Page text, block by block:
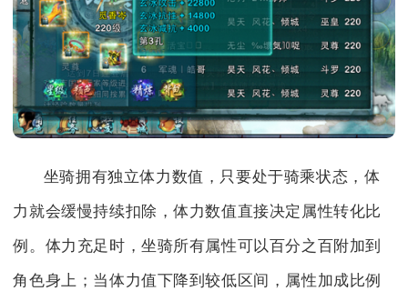
坐骑拥有独立体力数值，只要处于骑乘状态，体
力就会缓慢持续扣除，体力数值直接决定属性转化比
例。体力充足时，坐骑所有属性可以百分之百附加到
角色身上；当体力值下降到较低区间，属性加成比例